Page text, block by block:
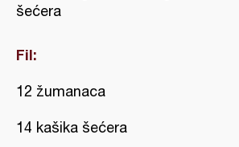
šećera
Fil:
12 žumanaca
14 kašika šećera